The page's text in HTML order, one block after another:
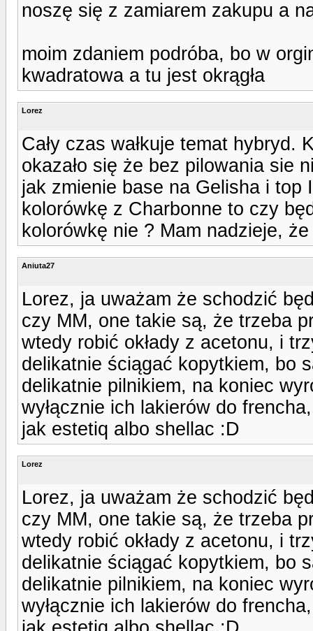
noszę się z zamiarem zakupu a
moim zdaniem podróba, bo w
kwadratowa a tu jest okrągła
Lorez
Cały czas wałkuje temat hybryd.
okazało się że bez pilowania sie
jak zmienie base na Gelisha i
kolorówkę z Charbonne to czy
kolorówkę nie ? Mam nadzieje,
Aniuta27
Lorez, ja uważam że schodzić
czy MM, one takie są, że trzeba
wtedy robić okłady z acetonu, i
delikatnie ściągać kopytkiem, bo
delikatnie pilnikiem, na koniec
wyłącznie ich lakierów do
jak estetiq albo shellac :D
Lorez
Lorez, ja uważam że schodzić
czy MM, one takie są, że trzeba
wtedy robić okłady z acetonu, i
delikatnie ściągać kopytkiem, bo
delikatnie pilnikiem, na koniec
wyłącznie ich lakierów do